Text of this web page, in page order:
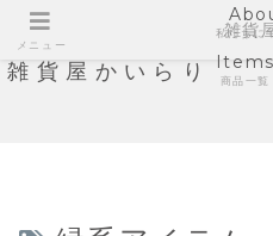
雑貨屋かいらり
私たちに
Items
商品一覧
メニュー
雑貨